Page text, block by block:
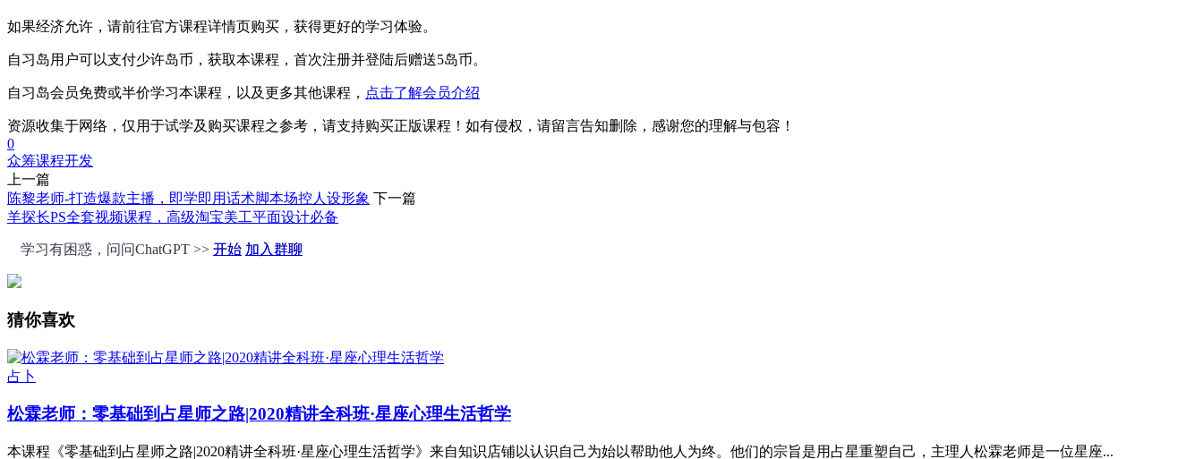
如果经济允许，请前往官方课程详情页购买，获得更好的学习体验。
自习岛用户可以支付少许岛币，获取本课程，首次注册并登陆后赠送5岛币。
自习岛会员免费或半价学习本课程，以及更多其他课程， 点击了解会员介绍
资源收集于网络，仅用于试学及购买课程之参考，请支持购买正版课程！如有侵权，请留言告知删除，感谢您的理解与包容！
0
众筹课程开发
上一篇
陈黎老师-打造爆款主播，即学即用话术脚本场控人设形象 下一篇
羊探长PS全套视频课程，高级淘宝美工平面设计必备
学习有困惑，问问ChatGPT >> 开始 加入群聊
猜你喜欢
占卜
松霖老师：零基础到占星师之路|2020精讲全科班·星座心理生活哲学
本课程《零基础到占星师之路|2020精讲全科班·星座心理生活哲学》来自知识店铺以认识自己为始以帮助他人为终。他们的宗旨是用占星重塑自己，主理人松霖老师是一位星座...